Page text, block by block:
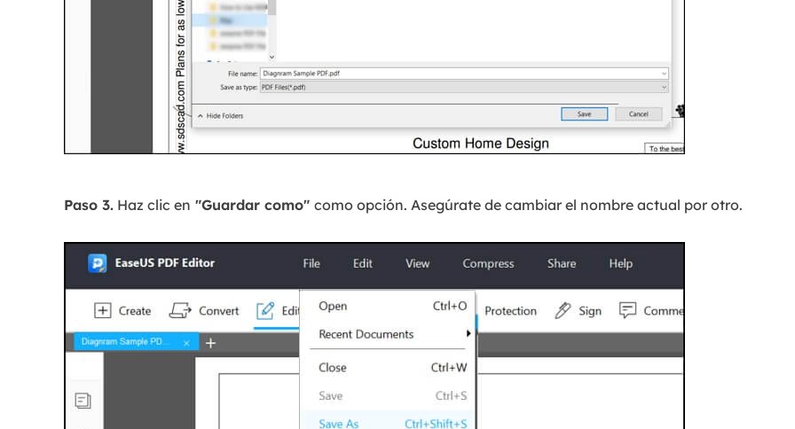
Paso 3. Haz clic en "Guardar como" como opción. Asegúrate de cambiar el nombre actual por otro.